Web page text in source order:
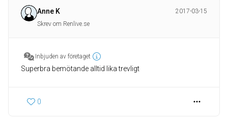
Anne K
2017-03-15
Skrev om Renlive.se
Inbjuden av företaget
Superbra bemötande alltid lika trevligt
0